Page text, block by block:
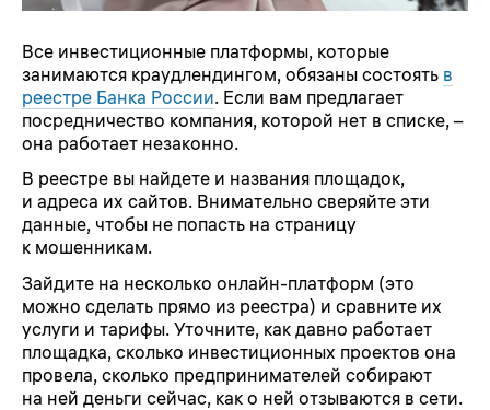
Все инвестиционные платформы, которые
занимаются краудлендингом, обязаны состоять в
реестре Банка России. Если вам предлагает
посредничество компания, которой нет в списке, –
она работает незаконно.
В реестре вы найдете и названия площадок,
и адреса их сайтов. Внимательно сверяйте эти
данные, чтобы не попасть на страницу
к мошенникам.
Зайдите на несколько онлайн-платформ (это
можно сделать прямо из реестра) и сравните их
услуги и тарифы. Уточните, как давно работает
площадка, сколько инвестиционных проектов она
провела, сколько предпринимателей собирают
на ней деньги сейчас, как о ней отзываются в сети.